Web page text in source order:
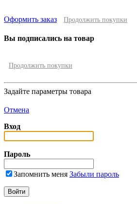
Оформить заказ Продолжить покупки
Вы подписались на товар
Продолжить покупки
Задайте параметры товара
Отмена
Вход
Пароль
Запомнить меня Забыли пароль